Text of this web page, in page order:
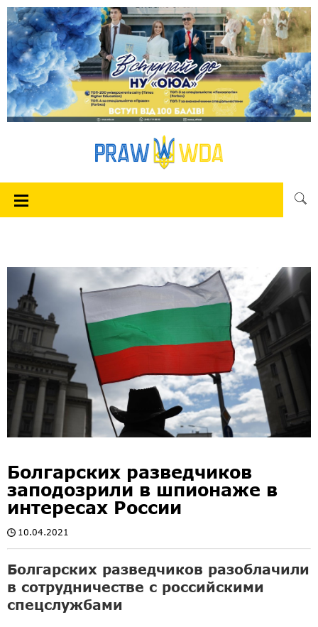
Болгарских разведчиков
заподозрили в шпионаже в
интересах России
10.04.2021
Болгарских разведчиков разоблачили
в сотрудничестве с российскими
спецслужбами